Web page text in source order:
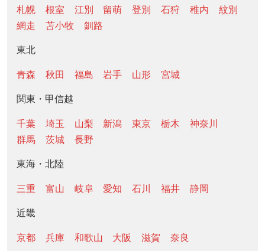
札幌
根室 江別 留萌 登別 石狩 稚内
紋別
網走
苫小牧 釧路
東北
青森 秋田 福島 岩手 山形 宮城
関東・甲信越
千葉 埼玉 山梨 新潟 東京 栃木
神奈川
群馬
茨城 長野
東海・北陸
三重 富山 岐阜 愛知 石川 福井 静岡
近畿
京都 兵庫 和歌山 大阪 滋賀 奈良